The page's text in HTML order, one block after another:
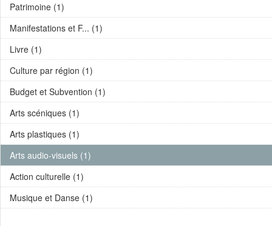
Patrimoine (1)
Manifestations et F... (1)
Livre (1)
Culture par région (1)
Budget et Subvention (1)
Arts scéniques (1)
Arts plastiques (1)
Arts audio-visuels (1)
Action culturelle (1)
Musique et Danse (1)